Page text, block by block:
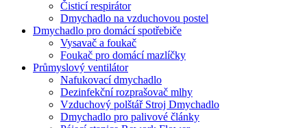
Čisticí respirátor
Dmychadlo na vzduchovou postel
Dmychadlo pro domácí spotřebiče
Vysavač a foukač
Foukač pro domácí mazlíčky
Průmyslový ventilátor
Nafukovací dmychadlo
Dezinfekční rozprašovač mlhy
Vzduchový polštář Stroj Dmychadlo
Dmychadlo pro palivové články